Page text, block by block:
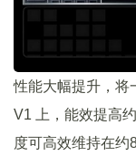
性能大幅提升，将
V1 上，能效提高
度可高效维持在约